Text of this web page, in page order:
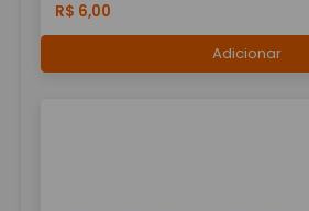
R$ 6,00
Adicionar